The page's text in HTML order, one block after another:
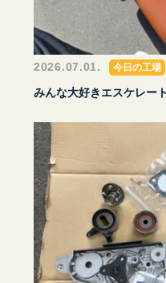
2026.07.01. 今日の工場
みんな大好きエスケレー